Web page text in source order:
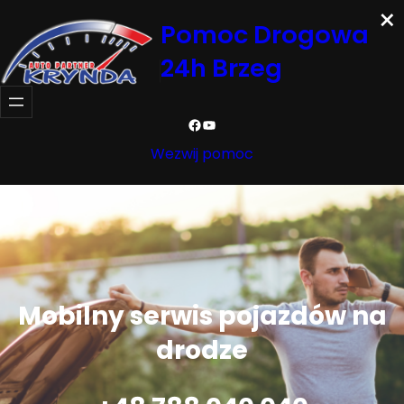
treści
Pomoc Drogowa
24h Brzeg
Facebook
YouTube
Wezwij pomoc
Mobilny serwis pojazdów na
drodze
×